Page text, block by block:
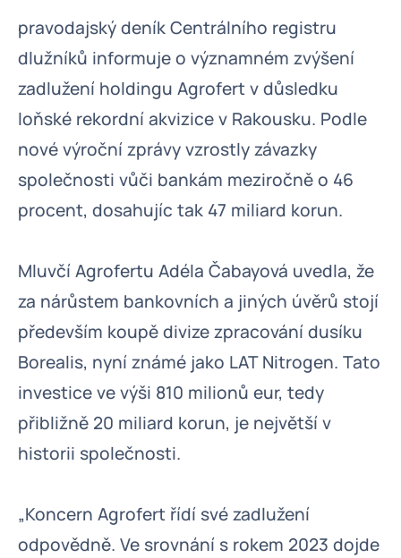
pravodajský deník Centrálního registru
dlužníků informuje o významném zvýšení
zadlužení holdingu Agrofert v důsledku
loňské rekordní akvizice v Rakousku. Podle
nové výroční zprávy vzrostly závazky
společnosti vůči bankám meziročně o 46
procent, dosahujíc tak 47 miliard korun.
Mluvčí Agrofertu Adéla Čabayová uvedla, že
za nárůstem bankovních a jiných úvěrů stojí
především koupě divize zpracování dusíku
Borealis, nyní známé jako LAT Nitrogen. Tato
investice ve výši 810 milionů eur, tedy
přibližně 20 miliard korun, je největší v
historii společnosti.
„Koncern Agrofert řídí své zadlužení
odpovědně. Ve srovnání s rokem 2023 dojde